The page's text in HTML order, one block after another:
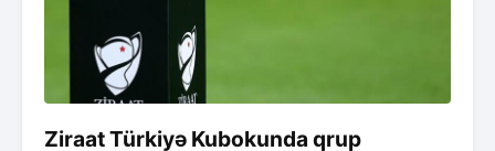
Ziraat Türkiyə Kubokunda qrup